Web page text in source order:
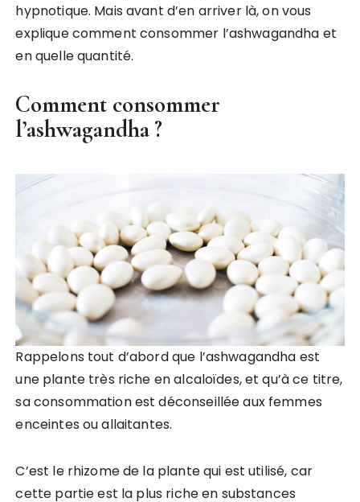
hypnotique. Mais avant d’en arriver là, on vous
explique comment consommer l’ashwagandha et
en quelle quantité.
Comment consommer
l’ashwagandha ?
Rappelons tout d’abord que l’ashwagandha est
une plante très riche en alcaloïdes, et qu’à ce titre,
sa consommation est déconseillée aux femmes
enceintes ou allaitantes.
C’est le rhizome de la plante qui est utilisé, car
cette partie est la plus riche en substances